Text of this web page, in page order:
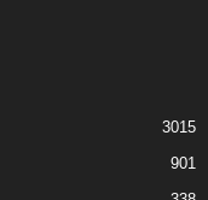
3015
901